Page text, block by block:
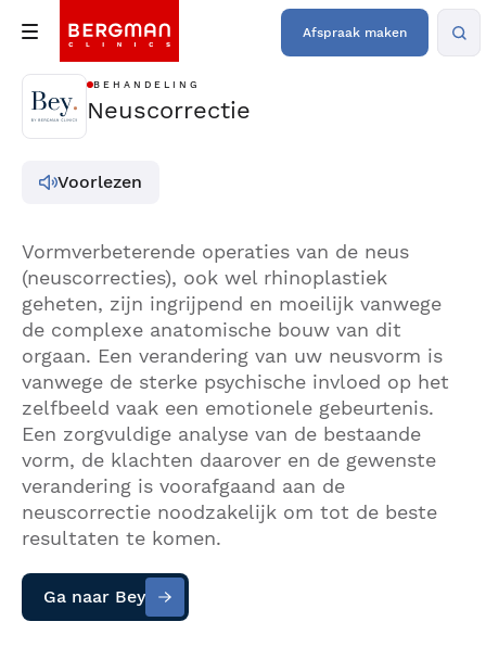
Afspraak maken
BEHANDELING
Neuscorrectie
Voorlezen
Vormverbeterende operaties van de neus
(neuscorrecties), ook wel rhinoplastiek
geheten, zijn ingrijpend en moeilijk vanwege
de complexe anatomische bouw van dit
orgaan. Een verandering van uw neusvorm is
vanwege de sterke psychische invloed op het
zelfbeeld vaak een emotionele gebeurtenis.
Een zorgvuldige analyse van de bestaande
vorm, de klachten daarover en de gewenste
verandering is voorafgaand aan de
neuscorrectie noodzakelijk om tot de beste
resultaten te komen.
Ga naar Bey